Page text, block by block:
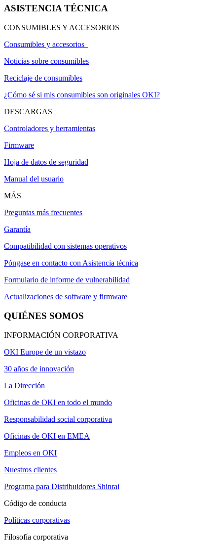
ASISTENCIA TÉCNICA
CONSUMIBLES Y ACCESORIOS
Consumibles y accesorios
Noticias sobre consumibles
Reciclaje de consumibles
¿Cómo sé si mis consumibles son originales OKI?
DESCARGAS
Controladores y herramientas
Firmware
Hoja de datos de seguridad
Manual del usuario
MÁS
Preguntas más frecuentes
Garantía
Compatibilidad con sistemas operativos
Póngase en contacto con Asistencia técnica
Formulario de informe de vulnerabilidad
Actualizaciones de software y firmware
QUIÉNES SOMOS
INFORMACIÓN CORPORATIVA
OKI Europe de un vistazo
30 años de innovación
La Dirección
Oficinas de OKI en todo el mundo
Responsabilidad social corporativa
Oficinas de OKI en EMEA
Empleos en OKI
Nuestros clientes
Programa para Distribuidores Shinrai
Código de conducta
Políticas corporativas
Filosofía corporativa